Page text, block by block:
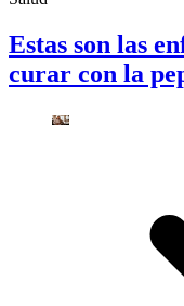
Estas son las
curar con la